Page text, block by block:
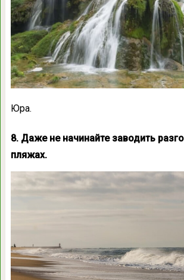
Юра.
8. Даже не начинайте заводить
пляжах.